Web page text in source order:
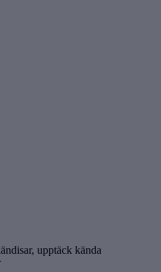
upptäck kända